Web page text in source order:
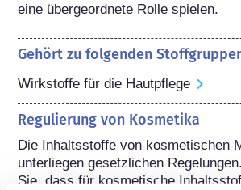
eine übergeordnete Rolle spielen.
Gehört zu folgenden
Wirkstoffe für die Hautpflege
Regulierung von Kosmetika
Die Inhaltsstoffe von kosmetischen
unterliegen gesetzlichen
Sie, dass für kosmetische